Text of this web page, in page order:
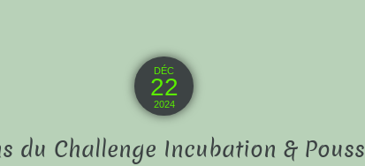
DÉC
22
2024
du Challenge Incubation &